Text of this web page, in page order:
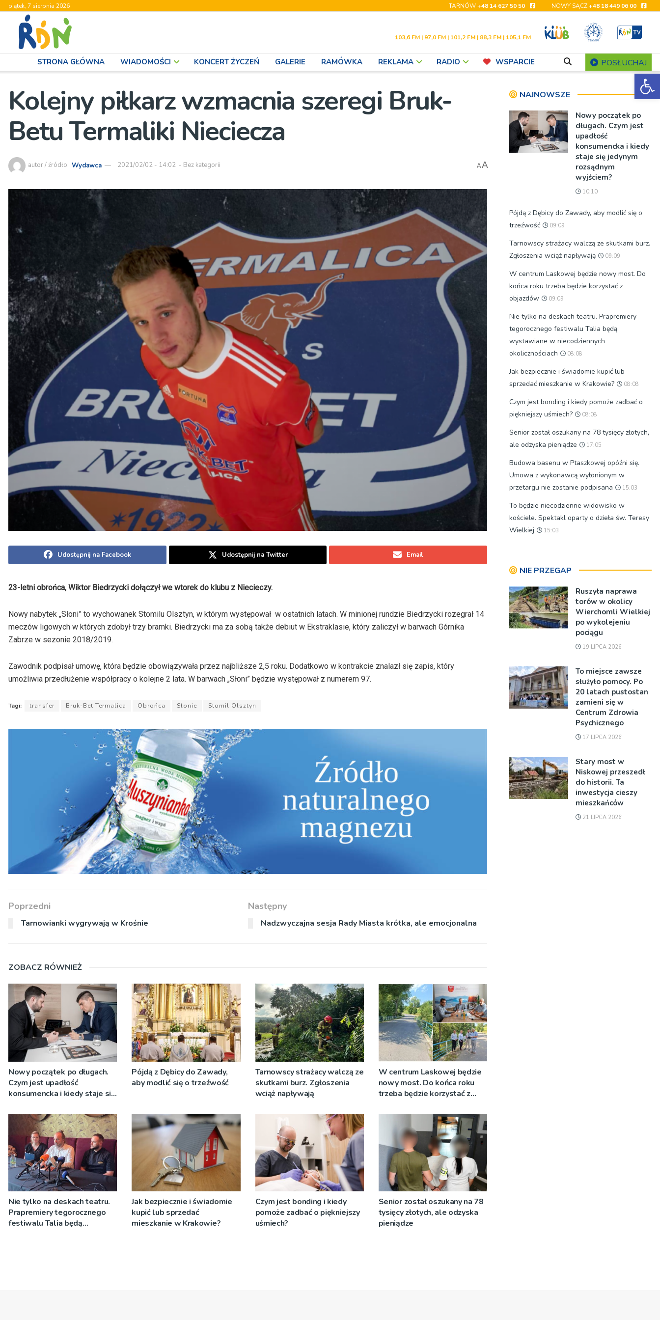
piątek, 7 sierpnia 2026 TARNÓW+48 14 627 50 50 NOWY SĄCZ+48 18 449 06 00
103,6 FM | 97,0 FM | 101,2 FM | 88,3 FM | 105,1 FM
STRONA GŁÓWNA WIADOMOŚCI KONCERT ŻYCZEŃ GALERIE RAMÓWKA REKLAMA RADIO WSPARCIE POSŁUCHAJ
Kolejny piłkarz wzmacnia szeregi Bruk-
Betu Termaliki Nieciecza
autor / źródło: Wydawca 2021/02/02 - 14:02 - Bez kategorii AA
Udostępnij na Facebook Udostępnij na Twitter Email
23-letni obrońca, Wiktor Biedrzycki dołączył we wtorek do klubu z Niecieczy.
Nowy nabytek „Słoni” to wychowanek Stomilu Olsztyn, w którym występował w ostatnich latach. W minionej rundzie Biedrzycki rozegrał 14
meczów ligowych w których zdobył trzy bramki. Biedrzycki ma za sobą także debiut w Ekstraklasie, który zaliczył w barwach Górnika
Zabrze w sezonie 2018/2019.
Zawodnik podpisał umowę, która będzie obowiązywała przez najbliższe 2,5 roku. Dodatkowo w kontrakcie znalazł się zapis, który
umożliwia przedłużenie współpracy o kolejne 2 lata. W barwach „Słoni” będzie występował z numerem 97.
Tagi: transfer Bruk-Bet Termalica Obrońca Słonie Stomil Olsztyn
Poprzedni
Tarnowianki wygrywają w Krośnie
Następny
Nadzwyczajna sesja Rady Miasta krótka, ale emocjonalna
ZOBACZ RÓWNIEŻ
Nowy początek po długach.
Czym jest upadłość
konsumencka i kiedy staje się
wyjściem?
Pójdą z Dębicy do Zawady,
aby modlić się o trzeźwość
Tarnowscy strażacy walczą ze
skutkami burz. Zgłoszenia
wciąż napływają
W centrum Laskowej będzie
nowy most. Do końca roku
trzeba będzie korzystać z
Nie tylko na deskach teatru.
Prapremiery tegorocznego
festiwalu Talia będą
Jak bezpiecznie i świadomie
kupić lub sprzedać
mieszkanie w Krakowie?
Czym jest bonding i kiedy
pomoże zadbać o piękniejszy
uśmiech?
Senior został oszukany na 78
tysięcy złotych, ale odzyska
pieniądze
NAJNOWSZE
Nowy początek po
długach. Czym jest
upadłość
konsumencka i kiedy
staje się jedynym
rozsądnym
wyjściem?
10:10
Pójdą z Dębicy do Zawady, aby modlić się o
trzeźwość
09:09
Tarnowscy strażacy walczą ze skutkami burz.
Zgłoszenia wciąż napływają
09:09
W centrum Laskowej będzie nowy most. Do
końca roku trzeba będzie korzystać z
objazdów
09:09
Nie tylko na deskach teatru. Prapremiery
tegorocznego festiwalu Talia będą
wystawiane w niecodziennych
okolicznościach
08:08
Jak bezpiecznie i świadomie kupić lub
sprzedać mieszkanie w Krakowie?
08:08
Czym jest bonding i kiedy pomoże zadbać o
piękniejszy uśmiech?
08:08
Senior został oszukany na 78 tysięcy złotych,
ale odzyska pieniądze
17:05
Budowa basenu w Ptaszkowej opóźni się.
Umowa z wykonawcą wyłonionym w
przetargu nie zostanie podpisana
15:03
To będzie niecodzienne widowisko w
kościele. Spektakl oparty o dzieła św. Teresy
Wielkiej
15:03
NIE PRZEGAP
Ruszyła naprawa
torów w okolicy
Wierchomli Wielkiej
po wykolejeniu
pociągu
19 LIPCA 2026
To miejsce zawsze
służyło pomocy. Po
20 latach pustostan
zamieni się w
Centrum Zdrowia
Psychicznego
17 LIPCA 2026
Stary most w
Niskowej przeszedł
do historii. Ta
inwestycja cieszy
mieszkańców
21 LIPCA 2026